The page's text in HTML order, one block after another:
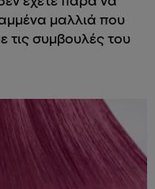
μαλλιά που
τις συμβουλές του